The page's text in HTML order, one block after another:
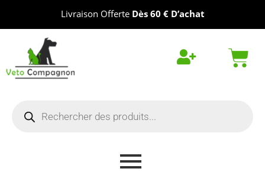
Livraison Offerte Dès 60 € D’achat